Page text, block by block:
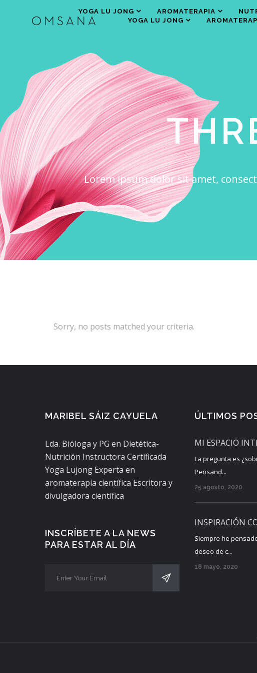
YOGA LU JONG
YOGA LU JONG AROMATERAPIA
Lorem ipsum dolor sit amet,
Sorry, no posts matched your criteria.
MARIBEL SÁIZ CAYUELA
Lda. Bióloga y PG en Dietética-
Nutrición Instructora Certificada
Yoga Lujong Experta en
aromaterapia científica Escritora y
divulgadora científica
INSCRÍBETE A LA NEWS
PARA ESTAR AL DÍA
ÚLTIMOS
MI ESPACIO
La pregunta es
Pensand...
25 agosto, 2020
INSPIRACIÓN
Siempre he
deseo de c...
18 mayo, 2020